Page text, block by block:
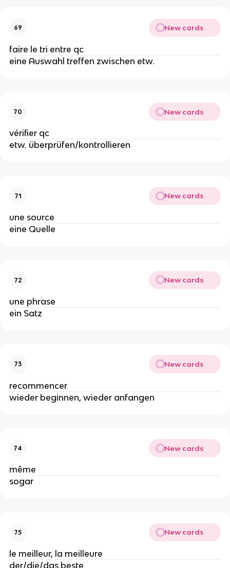
69 New cards
faire le tri entre qc
eine Auswahl treffen zwischen etw.
70 New cards
vérifier qc
etw. überprüfen/kontrollieren
71 New cards
une source
eine Quelle
72 New cards
une phrase
ein Satz
73 New cards
recommencer
wieder beginnen, wieder anfangen
74 New cards
même
sogar
75 New cards
le meilleur, la meilleure
der/die/das beste